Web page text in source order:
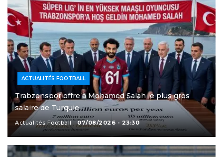
ACTUALITÉS FOOTBALL
Trabzonspor offre à Mohamed Salah le plus gros
salaire de Turquie
Actualités Football 07/08/2026 - 23:30